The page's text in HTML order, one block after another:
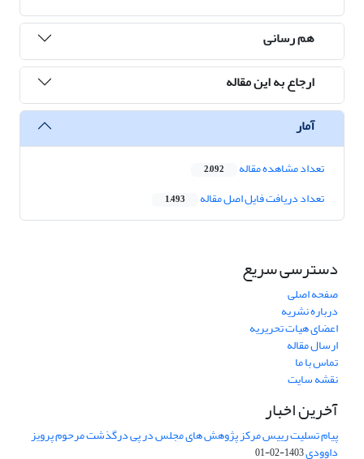
هم رسانی
ارجاع به این مقاله
آمار
تعداد مشاهده مقاله 2,092
تعداد دریافت فایل اصل مقاله 1,493
دسترسی سریع
صفحه اصلی
درباره نشریه
اعضای هیات تحریریه
ارسال مقاله
تماس با ما
نقشه سایت
آخرین اخبار
پیام تسلیت رییس مرکز پژوهش های مجلس در پی درگذشت مرحوم پرویز
داوودی1403-02-01